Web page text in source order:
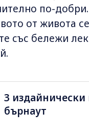
по-
от живота
със бележи
3 издайнически
бърнаут